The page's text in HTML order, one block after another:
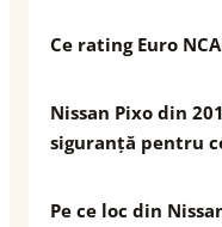
Ce rating Euro
Nissan Pixo din
siguranță pentru
Pe ce loc din